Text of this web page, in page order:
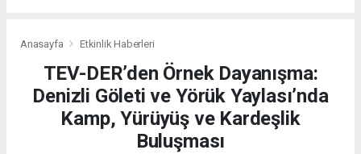
Anasayfa Etkinlik Haberleri
TEV-DER’den Örnek Dayanışma:
Denizli Göleti ve Yörük Yaylası’nda
Kamp, Yürüyüş ve Kardeşlik
Buluşması